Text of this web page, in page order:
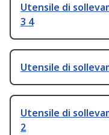
Utensile di
3 4
Utensile di
Utensile di
2